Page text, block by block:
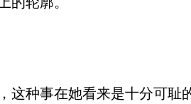
种事在她看来是十分可耻